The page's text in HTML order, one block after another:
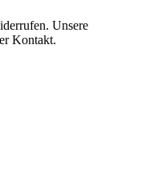
Unsere
Kontakt.